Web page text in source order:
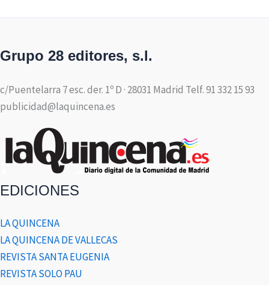
Grupo 28 editores, s.l.
c/Puentelarra 7 esc. der. 1º D · 28031 Madrid Telf. 91 332 15 93
publicidad@laquincena.es
EDICIONES
LA QUINCENA
LA QUINCENA DE VALLECAS
REVISTA SANTA EUGENIA
REVISTA SOLO PAU